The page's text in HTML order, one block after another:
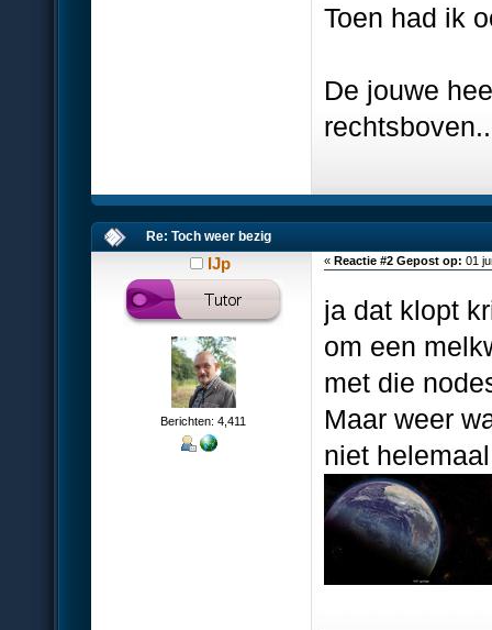
Toen had ik
De jouwe
Re: Toch weer bezig
IJp
Berichten: 4,411
« Reactie #2 Gepost op: 01
ja dat klopt
om een
met die
Maar weer
niet